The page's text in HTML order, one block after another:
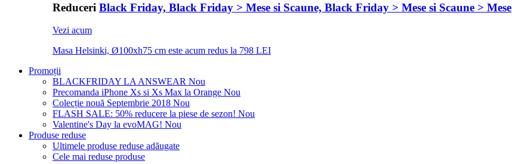
Reduceri Black Friday, Black Friday > Mese si Scaune, Black Friday > Mese si Scaune > Mese
Vezi acum
Masa Helsinki, Ø100xh75 cm este acum redus la 798 LEI
Promoții
BLACKFRIDAY LA ANSWEAR Nou
Precomanda iPhone Xs si Xs Max la Orange Nou
Colecție nouă Septembrie 2018 Nou
FLASH SALE: 50% reducere la piese de sezon! Nou
Valentine's Day la evoMAG! Nou
Produse reduse
Ultimele produse reduse adăugate
Cele mai reduse produse